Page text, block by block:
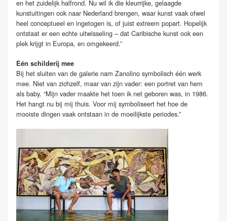
en het zuidelijk halfrond. Nu wil ik die kleurrijke, gelaagde
kunstuitingen ook naar Nederland brengen, waar kunst vaak ofwel
heel conceptueel en ingetogen is, of juist extreem popart. Hopelijk
ontstaat er een echte uitwisseling – dat Caribische kunst ook een
plek krijgt in Europa, en omgekeerd.”
Eén schilderij mee
Bij het sluiten van de galerie nam Zanolino symbolisch één werk
mee. Niet van zichzelf, maar van zijn vader: een portret van hem
als baby. “Mijn vader maakte het toen ik net geboren was, in 1986.
Het hangt nu bij mij thuis. Voor mij symboliseert het hoe de
mooiste dingen vaak ontstaan in de moeilijkste periodes.”